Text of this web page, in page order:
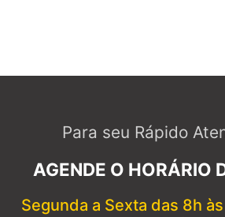
Para seu Rápido
AGENDE O HORÁRIO
Segunda a Sexta das 8h